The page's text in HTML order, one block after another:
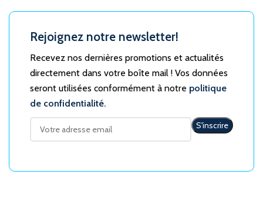
Rejoignez notre newsletter!
Recevez nos dernières promotions et actualités
directement dans votre boîte mail ! Vos données
seront utilisées conformément à notre politique
de confidentialité.